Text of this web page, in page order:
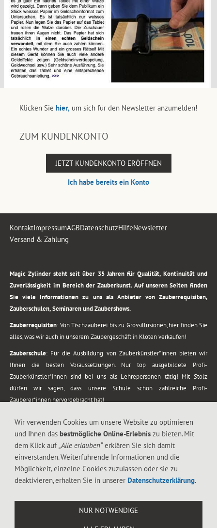
Klicken Sie hier, um sich für den Newsletter anzumelden!
ZUM KUNDENKONTO
JETZT KUNDENKONTO ERÖFFNEN
Ich habe bereits ein Konto
KontaktImpressumAGBDatenschutzHilfeNewsletter
Versand & Zahlung
Magic Zylinder steht seit über 35 Jahren für Qualität, Kontinuität und
Zuverlässigkeit im Bereich der Zauberkunst. Auf unseren Seiten finden
Sie viele Informationen zu uns als Anbieter von Zauberrequisiten,
Zauberschulen, Seminaren und Zaubershows.
Zauberrequisiten: Von Tischzauberei bis zu Grossillusionen, hier finden Sie
alles, was wir auch in unserem Zaubergeschäft in Kloten verkaufen!
Zauberschule: Für die Ausbildung von Zauberkünstler*innen bieten wir
Ihnen die besten Voraussetzungen. Nur top ausgebildete Profi-
Zauberkünstler*innen sind bei uns als Lehrepersonen tätig! Mit Stolz
dürfen wir sagen, dass unsere Schule schon zahlreiche Profi-
Zauberer*innen hervorgebracht hat!
vom Kinderprogramm bis zur Tischzauberei. Lassen Sie sich faszinieren von
meiner Zauber-Sprech-Show, angerührt mit sprachlichen Sequenzen,
gewürzt mit Gags und visuellen Illusionen wie Kaninchen, Vasen, Seilen,
Wir verwenden Cookies um unsere Website zu optimieren
und Ihnen das bestmögliche Online-Erlebnis zu bieten. Mit
dem Klick auf „Alle erlauben“erklären Sie sich damit
einverstanden. Weiterführende Informationen und die
Möglichkeit, einzelne Cookies zuzulassen oder sie zu
deaktivieren, erhalten Sie in unserer Datenschutzerklärung.
NUR NOTWENDIGE